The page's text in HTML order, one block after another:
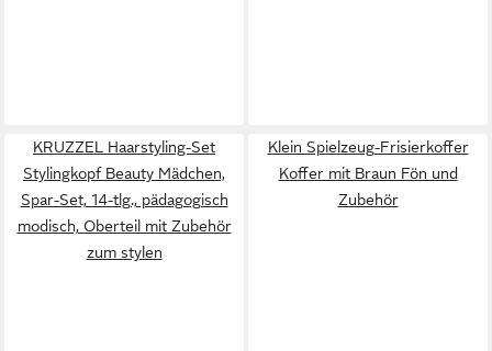
KRUZZEL Haarstyling-Set
Stylingkopf Beauty Mädchen,
Spar-Set, 14-tlg., pädagogisch
modisch, Oberteil mit Zubehör
zum stylen
Klein Spielzeug-Frisierkoffer
Koffer mit Braun Fön und
Zubehör